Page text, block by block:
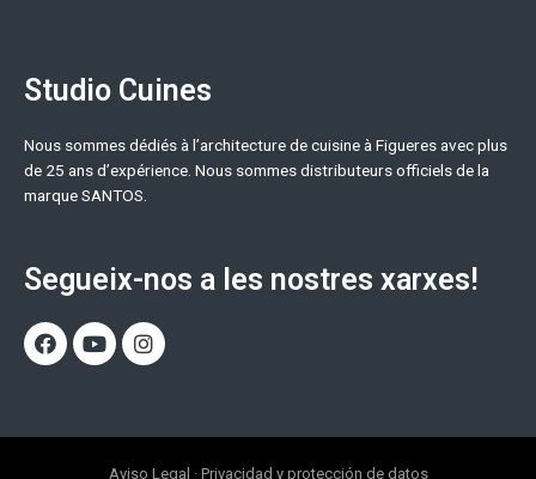
Studio Cuines
Nous sommes dédiés à l’architecture de cuisine à Figueres avec plus
de 25 ans d’expérience. Nous sommes distributeurs officiels de la
marque SANTOS.
Segueix-nos a les nostres xarxes!
Aviso Legal · Privacidad y protección de datos